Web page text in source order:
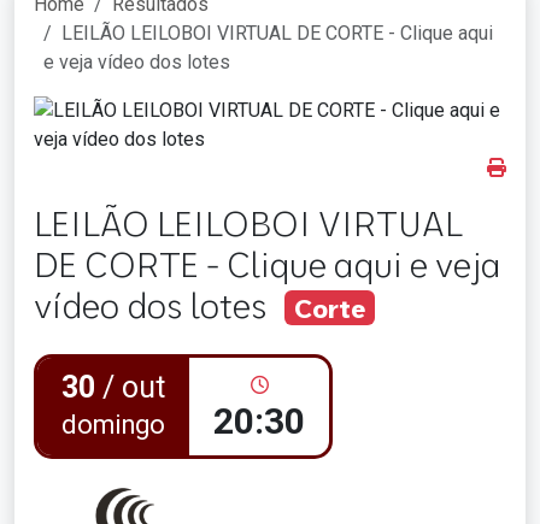
LEILÃO LEILOBOI VIRTUAL DE CORTE - Clique aqui
e veja vídeo dos lotes
LEILÃO LEILOBOI VIRTUAL
DE CORTE - Clique aqui e veja
vídeo dos lotes
Corte
30 / out
domingo 20:30